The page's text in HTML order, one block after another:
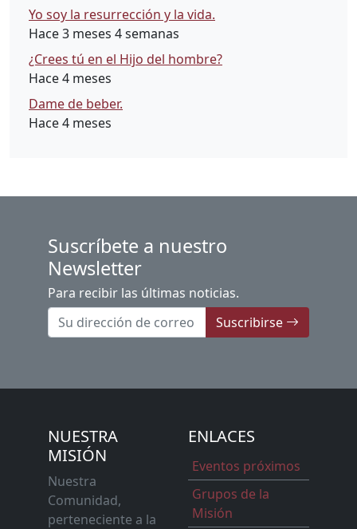
Yo soy la resurrección y la vida.
Hace 3 meses 4 semanas
¿Crees tú en el Hijo del hombre?
Hace 4 meses
Dame de beber.
Hace 4 meses
Suscríbete a nuestro
Newsletter
Para recibir las últimas noticias.
Suscribirse
NUESTRA
MISIÓN
Nuestra
Comunidad,
perteneciente a la
ENLACES
Eventos próximos
Grupos de la
Misión